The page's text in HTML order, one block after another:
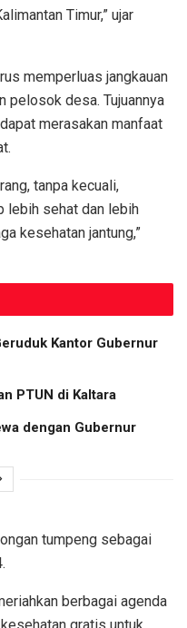
Timur,” ujar
memperluas jangkauan
pelosok desa. Tujuannya
merasakan manfaat
tanpa kecuali,
lebih sehat dan lebih
kesehatan jantung,”
Kantor Gubernur
PTUN di Kaltara
dengan Gubernur
tumpeng sebagai
berbagai agenda